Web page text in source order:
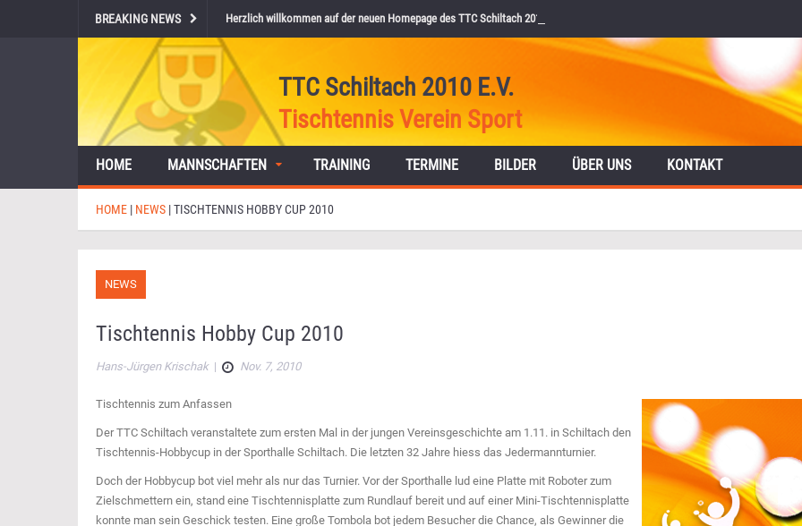
BREAKING NEWS Herzlich willkommen auf der neuen Homepage des TTC Schiltach 2010 e.V.
TTC Schiltach 2010 E.V.
Tischtennis Verein Sport
HOME MANNSCHAFTEN TRAINING TERMINE BILDER ÜBER UNS KONTAKT
HOME | NEWS |TISCHTENNIS HOBBY CUP 2010
NEWS
Tischtennis Hobby Cup 2010
Hans-Jürgen Krischak| Nov. 7, 2010
Tischtennis zum Anfassen
Der TTC Schiltach veranstaltete zum ersten Mal in der jungen Vereinsgeschichte am 1.11. in Schiltach den
Tischtennis-Hobbycup in der Sporthalle Schiltach. Die letzten 32 Jahre hiess das Jedermannturnier.
Doch der Hobbycup bot viel mehr als nur das Turnier. Vor der Sporthalle lud eine Platte mit Roboter zum
Zielschmettern ein, stand eine Tischtennisplatte zum Rundlauf bereit und auf einer Mini-Tischtennisplatte
konnte man sein Geschick testen. Eine große Tombola bot jedem Besucher die Chance, als Gewinner die